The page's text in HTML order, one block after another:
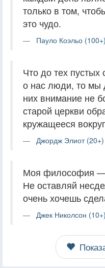
только в том,
это чудо.
Пауло Коэльо (100+)
Что до тех пустых
о нас люди, то мы
них внимание не
старой церкви
кружащееся
Джордж Элиот (20+)
Моя философия
Не оставляй
очень хочешь
Джек Николсон (10+)